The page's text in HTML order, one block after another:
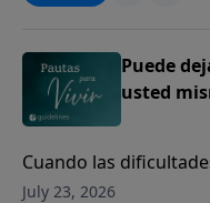
Puede
usted
Cuando las
sigue siendo nuestro
July 23, 2026